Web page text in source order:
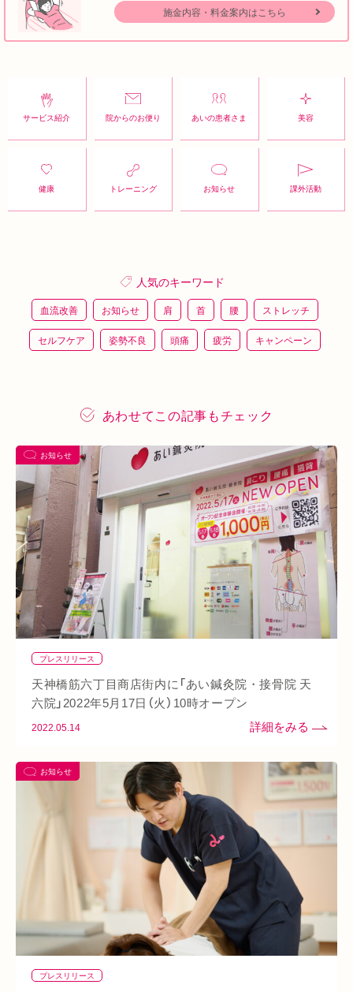
施金内容・料金案内はこちら
サービス紹介 院からのお便り あいの患者さま 美容
健康 トレーニング お知らせ 課外活動
人気のキーワード
血流改善 お知らせ 肩 首 腰 ストレッチ
セルフケア 姿勢不良 頭痛 疲労 キャンペーン
あい通信 筋トレ 骨盤 おすすめグッズ 足 睡眠
あいSHOP 膝 矯正 むくみ 睡眠不足 鶴橋
対応できる症状 上本町 土・祝営業 ダイエット
ふくらはぎ ストレス 背骨 腱鞘炎 腕
シワ・シミ・たるみ 手首 谷9 寒暖差 梅雨
四十肩 五十肩 代謝 眼精疲労 スマホ首
美肌 自律神経失調症 寝違え ぎっくり腰 美容鍼
熱中症 夏バテ
こむら返り ストレートネック 酵素ドリンク
ファスティング 土・日・祝営業 筋緊張
ばね指 小顔 乾燥肌 日焼け 地下街 本町
天満橋 天王寺 頸椎椎間板ヘルニア
整骨院 好転反応 脱水症状 反り腰
なんばウォーク イオンタウン小阪 今里 クリスタ長堀
駅構内 八戸ノ里駅 呼吸 玉造 春バテ
あわせてこの記事もチェック
お知らせ
プレスリリース
天神橋筋六丁目商店街内に「あい鍼灸院・接骨院 天
六院」2022年5月17日（火）10時オープン
2022.05.14
お知らせ
プレスリリース